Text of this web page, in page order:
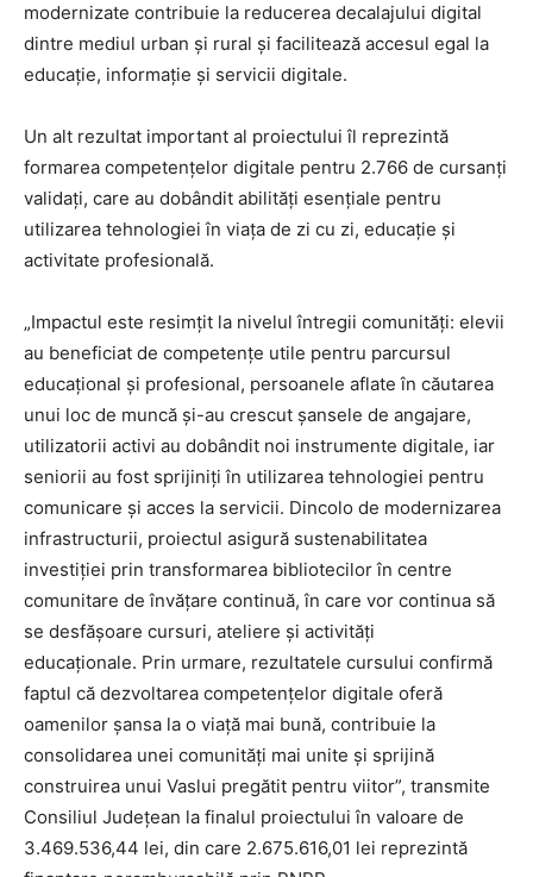
modernizate contribuie la reducerea decalajului digital
dintre mediul urban și rural și facilitează accesul egal la
educație, informație și servicii digitale.
Un alt rezultat important al proiectului îl reprezintă
formarea competențelor digitale pentru 2.766 de cursanți
validați, care au dobândit abilități esențiale pentru
utilizarea tehnologiei în viața de zi cu zi, educație și
activitate profesională.
„Impactul este resimțit la nivelul întregii comunități: elevii
au beneficiat de competențe utile pentru parcursul
educațional și profesional, persoanele aflate în căutarea
unui loc de muncă și-au crescut șansele de angajare,
utilizatorii activi au dobândit noi instrumente digitale, iar
seniorii au fost sprijiniți în utilizarea tehnologiei pentru
comunicare și acces la servicii. Dincolo de modernizarea
infrastructurii, proiectul asigură sustenabilitatea
investiției prin transformarea bibliotecilor în centre
comunitare de învățare continuă, în care vor continua să
se desfășoare cursuri, ateliere și activități
educaționale. Prin urmare, rezultatele cursului confirmă
faptul că dezvoltarea competențelor digitale oferă
oamenilor șansa la o viață mai bună, contribuie la
consolidarea unei comunități mai unite și sprijină
construirea unui Vaslui pregătit pentru viitor”, transmite
Consiliul Județean la finalul proiectului în valoare de
3.469.536,44 lei, din care 2.675.616,01 lei reprezintă